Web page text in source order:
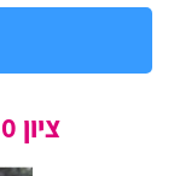
לפסיכומטרי
מבית
רווח
בחינותציון 730 - פסיכומטרי ראשון!